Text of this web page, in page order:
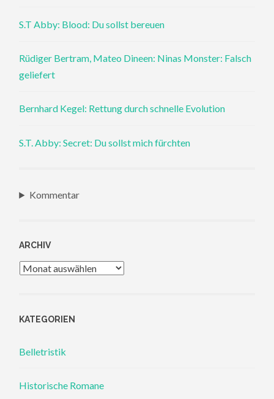
S.T Abby: Blood: Du sollst bereuen
Rüdiger Bertram, Mateo Dineen: Ninas Monster: Falsch
geliefert
Bernhard Kegel: Rettung durch schnelle Evolution
S.T. Abby: Secret: Du sollst mich fürchten
Kommentar
ARCHIV
Archiv
KATEGORIEN
Belletristik
Historische Romane